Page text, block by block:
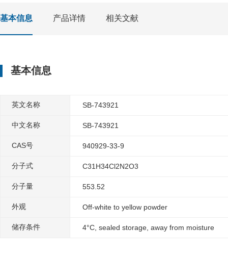
基本信息 产品详情 相关文献
基本信息
英文名称 SB-743921
中文名称 SB-743921
CAS号 940929-33-9
分子式 C31H34Cl2N2O3
分子量 553.52
外观 Off-white to yellow powder
储存条件 4°C, sealed storage, away from moisture